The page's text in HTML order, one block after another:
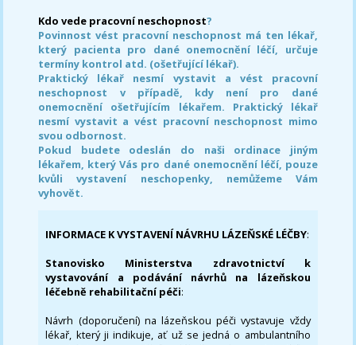
Kdo vede pracovní neschopnost?
Povinnost vést pracovní neschopnost má ten lékař,
který pacienta pro dané onemocnění léčí, určuje
termíny kontrol atd. (ošetřující lékař).
Praktický lékař nesmí vystavit a vést pracovní
neschopnost v případě, kdy není pro dané
onemocnění ošetřujícím lékařem. Praktický lékař
nesmí vystavit a vést pracovní neschopnost mimo
svou odbornost.
Pokud budete odeslán do naši ordinace jiným
lékařem, který Vás pro dané onemocnění léčí, pouze
kvůli vystavení neschopenky, nemůžeme Vám
vyhovět.
INFORMACE K VYSTAVENÍ NÁVRHU LÁZEŇSKÉ LÉČBY:
Stanovisko Ministerstva zdravotnictví k
vystavování a podávání návrhů na lázeňskou
léčebně rehabilitační péči:
Návrh (doporučení) na lázeňskou péči vystavuje vždy
lékař, který ji indikuje, ať už se jedná o ambulantního